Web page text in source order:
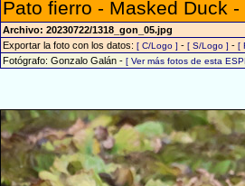
Pato fierro - Masked Duck -
Archivo: 20230722/1318_gon_05.jpg
Exportar la foto con los datos: [ C/Logo ] - [ S/Logo ] - [
Fotógrafo: Gonzalo Galán - [ Ver más fotos de esta